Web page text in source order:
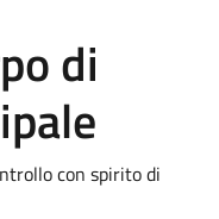
di
con spirito di